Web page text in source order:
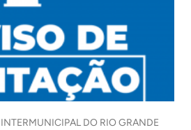
DO RIO GRANDE